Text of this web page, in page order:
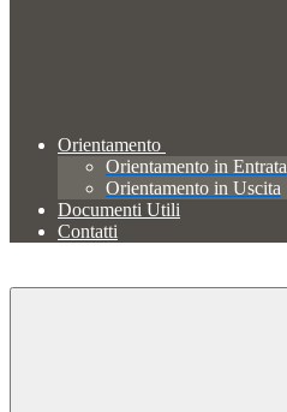
Orientamento
Orientamento in Entrata
Orientamento in Uscita
Documenti Utili
Contatti